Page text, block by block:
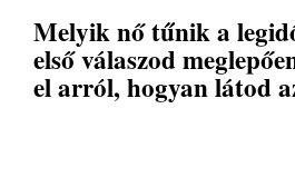
Melyik nő tűnik a
első válaszod
el arról, hogyan látod